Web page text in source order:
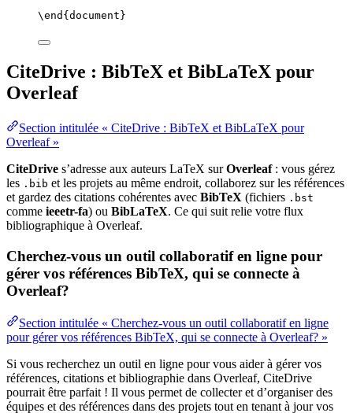
\end { document }
CiteDrive : BibTeX et BibLaTeX pour
Overleaf
Section intitulée « CiteDrive : BibTeX et BibLaTeX pour
Overleaf »
CiteDrive s’adresse aux auteurs LaTeX surOverleaf: vous gérez
les .bib et les projets au même endroit, collaborez sur les références
et gardez des citations cohérentes avec BibTeX (fichiers .bst
comme ieeetr-fa) ou BibLaTeX. Ce qui suit relie votre flux
bibliographique à Overleaf.
Cherchez-vous un outil collaboratif en ligne pour
gérer vos références BibTeX, qui se connecte à
Overleaf?
Section intitulée « Cherchez-vous un outil collaboratif en ligne
pour gérer vos références BibTeX, qui se connecte à Overleaf? »
Si vous recherchez un outil en ligne pour vous aider à gérer vos
références, citations et bibliographie dans Overleaf, CiteDrive
pourrait être parfait ! Il vous permet de collecter et d’organiser des
équipes et des références dans des projets tout en tenant à jour vos